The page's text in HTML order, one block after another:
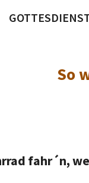
So
fahr´n,